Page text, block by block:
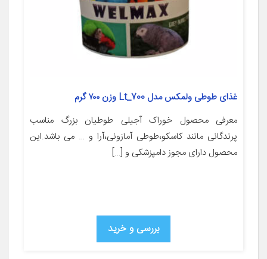
غذای طوطی ولمکس مدل Lt_700 وزن ۷۰۰ گرم
معرفی محصول خوراک آجیلی طوطیان بزرگ مناسب
پرندگانی مانند کاسکو،طوطی آمازونی،آرا و … می باشد.این
محصول دارای مجوز دامپزشکی و […]
بررسی و خرید